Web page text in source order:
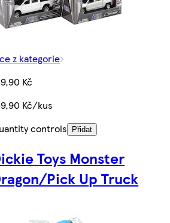
z kategorie
Kč
Kč/kus
controls
Přidat
Toys Monster
Pick Up Truck